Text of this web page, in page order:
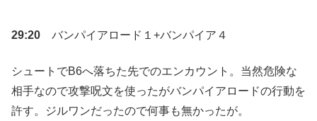
29:20 バンパイアロード１+バンパイア４
シュートでB6へ落ちた先でのエンカウント。当然危険な
相手なので攻撃呪文を使ったがバンパイアロードの行動を
許す。ジルワンだったので何事も無かったが。